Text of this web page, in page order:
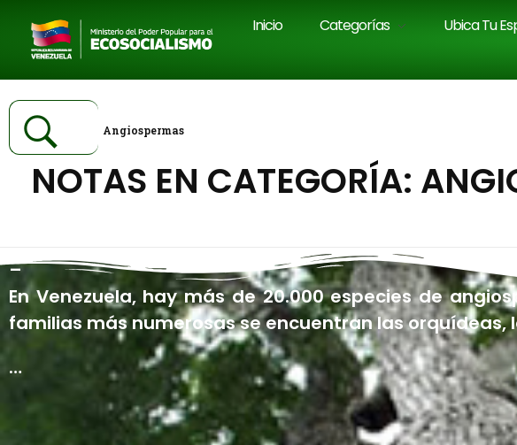
Inicio Categorías Ubica Tu
Inicio Angiospermas
NOTAS EN CATEGORÍA:
–
En Venezuela, hay más de 20.000 especies de
familias más numerosas se encuentran las
…